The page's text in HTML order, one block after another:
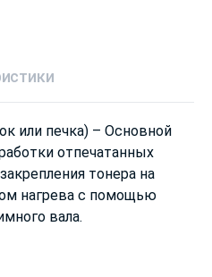
или печка) – Основной
отпечатанных
тонера на
нагрева с помощью
вала.